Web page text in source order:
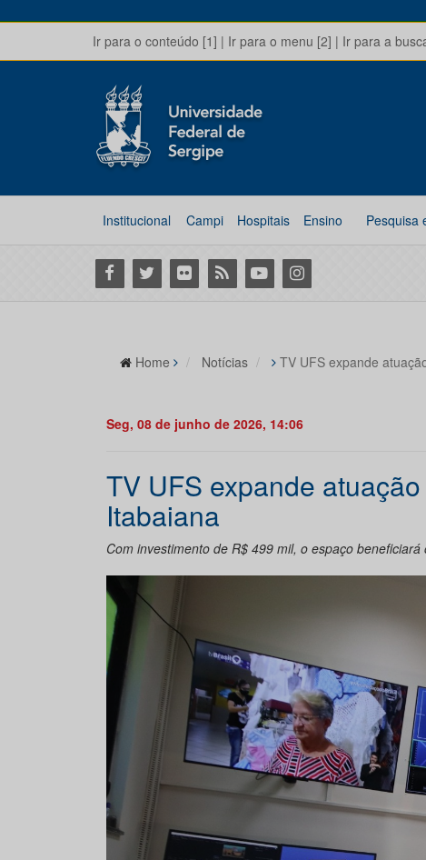
Ir para o conteúdo [1] | Ir para o menu [2] | Ir para a
Institucional Campi Hospitais Ensino Pesquisa
Facebook
Twitter Flickr RSS YoutubeInstagram
Home Notícias TV UFS expande
Seg, 08 de junho de 2026, 14:06
TV UFS expande
Itabaiana
Com investimento de R$ 499 mil, o espaço